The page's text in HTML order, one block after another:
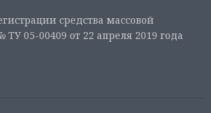
средства массовой
05-00409 от 22 апреля 2019 года